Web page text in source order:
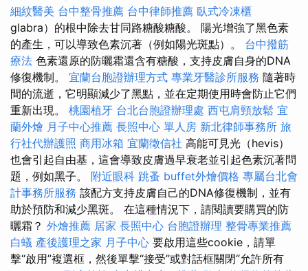
細紋醫美 台中整骨推薦 台中律師推薦 臥式冷凍櫃
glabra）的根中除去甘同路糖酸糖酸。 陽光增強了黑色素
的產生，可以導致色素沉著（例如陽光斑點）。 台中撥筋
療法 色素還原的防曬霜還含有糖酸，支持皮膚自身的DNA
修復機制。 宜蘭台胞證辦理方式 專業牙醫診所服務 隨著時
間的流逝，它明顯減少了黑點，並在定期使用時會防止它們
重新出現。 桃園植牙 台北台胞證辦理處 西屯肩頸放鬆 宜
蘭外燴 月子中心推薦 長照中心 單人房 新北律師事務所 旅
行社代辦護照 商用冰箱 宜蘭徵信社 高能可見光（hevis）
也會引起自由基，這會導致皮膚過早衰老並引起色素沉著問
題，例如黑子。 附近眼科 跳蚤 buffet外燴價格 專屬台北會
計事務所服務 該配方支持皮膚自己的DNA修復機制，並有
助於預防和減少黑斑。 在這種情況下，請閱讀要購買的防
曬霜？ 外燴推薦 居家 長照中心 台胞證辦理 整骨專業推薦
白蟻 產後護理之家 月子中心 要啟用這些cookie，請單
擊“啟用”複選框，然後單擊“接受”或對話框關閉“允許所有